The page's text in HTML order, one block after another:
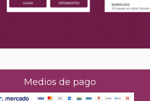
Medios de pago